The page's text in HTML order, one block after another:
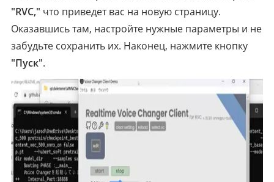
"RVC," что приведет вас на новую страницу.
Оказавшись там, настройте нужные параметры и не
забудьте сохранить их. Наконец, нажмите кнопку
"Пуск".